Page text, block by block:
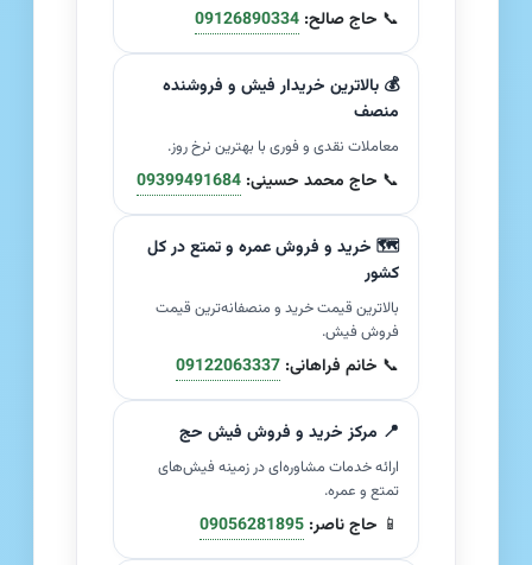
📞 حاج صالح: 09126890334
💰 بالاترین خریدار فیش و فروشنده
منصف
معاملات نقدی و فوری با بهترین نرخ روز.
📞 حاج محمد حسینی: 09399491684
🗺️ خرید و فروش عمره و تمتع در کل
کشور
بالاترین قیمت خرید و منصفانه‌ترین قیمت
فروش فیش.
📞 خانم فراهانی: 09122063337
📍 مرکز خرید و فروش فیش حج
ارائه خدمات مشاوره‌ای در زمینه فیش‌های
تمتع و عمره.
📱 حاج ناصر: 09056281895